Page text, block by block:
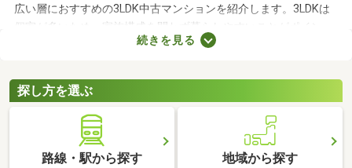
広い層におすすめの3LDK中古マンションを紹介します。3LDKは
個室が多いため、家族構成を問わず暮らしやすいことがポイン
ト。寝室・収納部屋・書斎など、家族の希望にあわせて使い方を
実した暮らしを実現できるでしょう。
続きを見る
探し方を選ぶ
路線・駅から探す 地域から探す